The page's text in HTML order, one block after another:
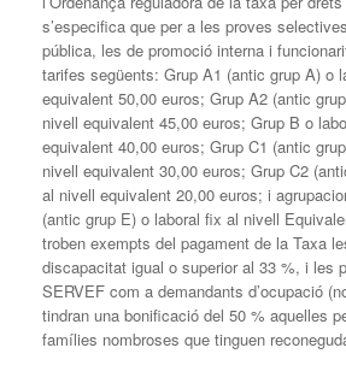
s’especifica que per a les proves
pública, les de promoció interna i
tarifes següents: Grup A1 (antic grup A) o
equivalent 50,00 euros; Grup A2 (antic
nivell equivalent 45,00 euros; Grup B o
equivalent 40,00 euros; Grup C1 (antic
nivell equivalent 30,00 euros; Grup C2
al nivell equivalent 20,00 euros; i
(antic grup E) o laboral fix al nivell
troben exempts del pagament de la Taxa
discapacitat igual o superior al 33 %, i
SERVEF com a demandants d’ocupació
tindran una bonificació del 50 % aquelles
famílies nombroses que tinguen